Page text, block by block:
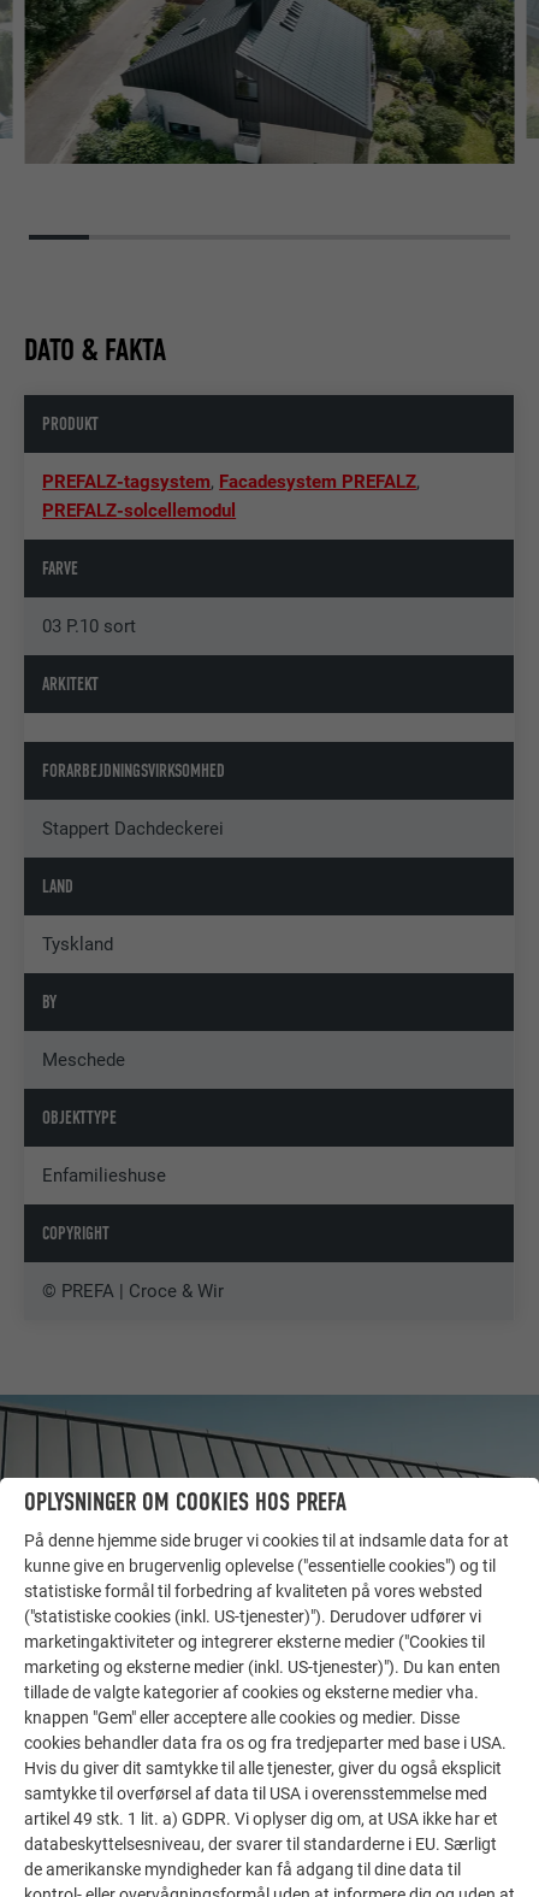
DATO & FAKTA
PRODUKT
PREFALZ-tagsystem, Facadesystem PREFALZ,
PREFALZ-solcellemodul
FARVE
03 P.10 sort
ARKITEKT
FORARBEJDNINGSVIRKSOMHED
Stappert Dachdeckerei
LAND
Tyskland
BY
Meschede
OBJEKTTYPE
Enfamilieshuse
COPYRIGHT
© PREFA | Croce & Wir
LAD DIG INSPIRERE
FLERE REFERENCER
De PREFA referentiegallerij laat zien hoe veelzijdig
aluminium kan worden toegepast. Ontdek meer
indrukwekkende projecten met de duurzame PREFA
aluminiumoplossingen voor dak, zonne-energie en
OPLYSNINGER OM COOKIES HOS PREFA
På denne hjemme side bruger vi cookies til at indsamle data for at
kunne give en brugervenlig oplevelse ("essentielle cookies") og til
statistiske formål til forbedring af kvaliteten på vores websted
("statistiske cookies (inkl. US-tjenester)"). Derudover udfører vi
marketingaktiviteter og integrerer eksterne medier ("Cookies til
marketing og eksterne medier (inkl. US-tjenester)"). Du kan enten
tillade de valgte kategorier af cookies og eksterne medier vha.
knappen "Gem" eller acceptere alle cookies og medier. Disse
cookies behandler data fra os og fra tredjeparter med base i USA.
Hvis du giver dit samtykke til alle tjenester, giver du også eksplicit
samtykke til overførsel af data til USA i overensstemmelse med
artikel 49 stk. 1 lit. a) GDPR. Vi oplyser dig om, at USA ikke har et
databeskyttelsesniveau, der svarer til standarderne i EU. Særligt
de amerikanske myndigheder kan få adgang til dine data til